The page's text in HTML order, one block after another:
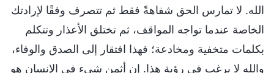
الله. لا تمارس الحق شفاهةً فقط ثم تتصرف وفقًا لإرادتك
الخاصة عندما تواجه المواقف، ثم تختلق الأعذار وتتكلم
بكلمات متخفية ومخادعة؛ فهذا افتقار إلى الصدق والوفاء،
والله لا يرغب في رؤية هذا. إن أثمن شيء في الإنسان هو